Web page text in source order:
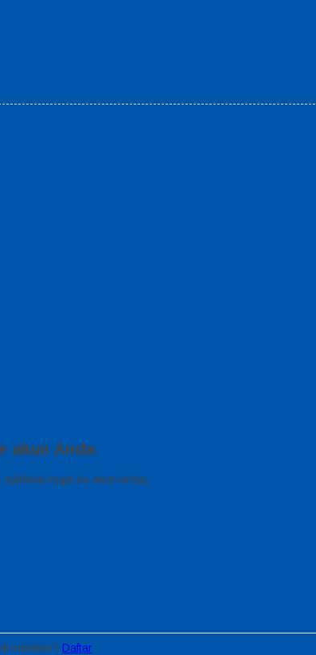
akun Anda
silahkan login ke akun Anda.
member? Daftar